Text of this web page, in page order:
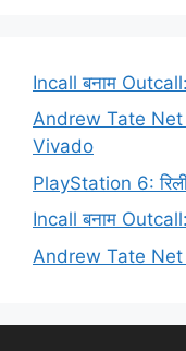
Incall बनाम
Andrew Tate
Vivado
PlayStation 6:
Incall बनाम
Andrew Tate